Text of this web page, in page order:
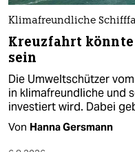
Klimafreundliche
Kreuzfahrt
sein
Die Umweltschützer
in klimafreundliche und
investiert wird. Dabei
Von Hanna Gersmann